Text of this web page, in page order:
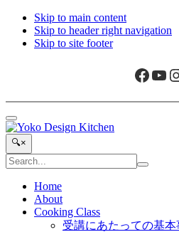
Skip to main content
Skip to header right navigation
Skip to site footer
Menu
Yoko
Design
Kitchen
旅
と
ア
Search...
🔍×
Search
site
Submit
Home
About
Cooking Class
受講にあたっての基本